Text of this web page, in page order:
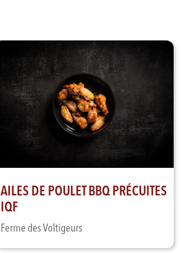
AILES DE POULET BBQ PRÉCUITES
IQF
Ferme des Voltigeurs